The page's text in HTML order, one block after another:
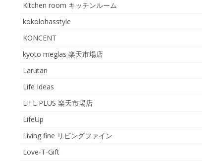
Kitchen room キッチンルーム
kokolohasstyle
KONCENT
kyoto meglas 楽天市場店
Larutan
Life Ideas
LIFE PLUS 楽天市場店
LifeUp
Living fine リビングファイン
Love-T-Gift